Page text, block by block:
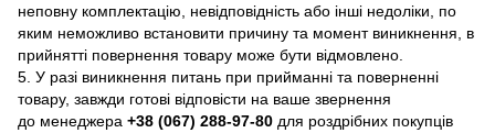
неповну комплектацію, невідповідність або інші недоліки, по
яким неможливо встановити причину та момент виникнення, в
прийнятті повернення товару може бути відмовлено.
5. У разі виникнення питань при прийманні та поверненні
товару, завжди готові відповісти на ваше звернення
до менеджера +38 (067) 288-97-80 для роздрібних покупців